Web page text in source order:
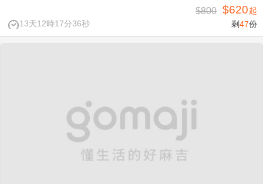
13天12時17分36秒
$800 $620起
剩47份